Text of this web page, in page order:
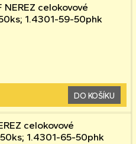
NEREZ celokovové
1.4301-59-50phk
DO KOŠÍKU
celokovové
1.4301-65-50phk